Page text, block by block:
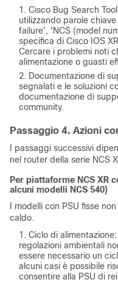
Cisco Bug Search
utilizzando parole
failure', 'NCS (model
specifica di Cisco IOS
Cercare i problemi noti
alimentazione o guasti
Documentazione di
segnalati e le soluzioni
documentazione di
community.
Passaggio 4. Azioni
I passaggi successivi
nel router della serie NCS
Per piattaforme NCS XR
alcuni modelli NCS 540)
I modelli con PSU fisse
caldo.
Ciclo di
regolazioni ambientali
essere necessario un
alcuni casi è possibile
consentire alla PSU di